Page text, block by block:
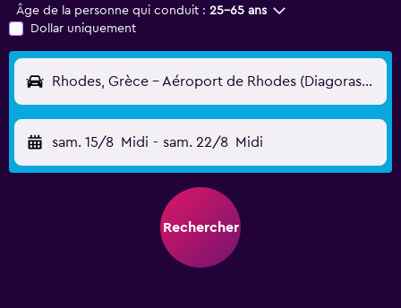
Âge de la personne qui conduit : 25-65 ans
Dollar uniquement
Rhodes, Grèce - Aéroport de Rhodes (Diagoras/Maritsa) (RHO)
sam. 15/8 Midi - sam. 22/8 Midi
Rechercher